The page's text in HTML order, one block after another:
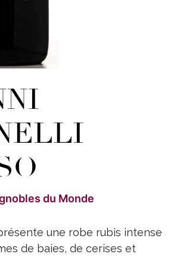
du Monde
une robe rubis intense
de baies, de cerises et